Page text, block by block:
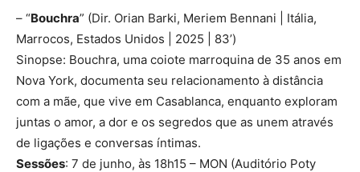
– “Bouchra” (Dir. Orian Barki, Meriem Bennani | Itália,
Marrocos, Estados Unidos | 2025 | 83’)
Sinopse: Bouchra, uma coiote marroquina de 35 anos em
Nova York, documenta seu relacionamento à distância
com a mãe, que vive em Casablanca, enquanto exploram
juntas o amor, a dor e os segredos que as unem através
de ligações e conversas íntimas.
Sessões: 7 de junho, às 18h15 – MON (Auditório Poty